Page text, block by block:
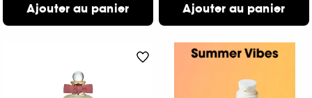
Ajouter au panier Ajouter au panier